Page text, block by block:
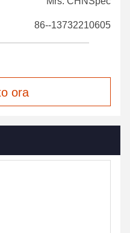
86--13732210605
ora